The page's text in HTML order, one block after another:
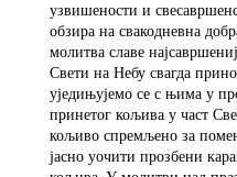
узвишености и
обзира на свакодневна
молитва славе
Свети на Небу свагда
уједињујемо се с њима у
принетог кољива у част
кољиво спремљено за
јасно уочити прозбени